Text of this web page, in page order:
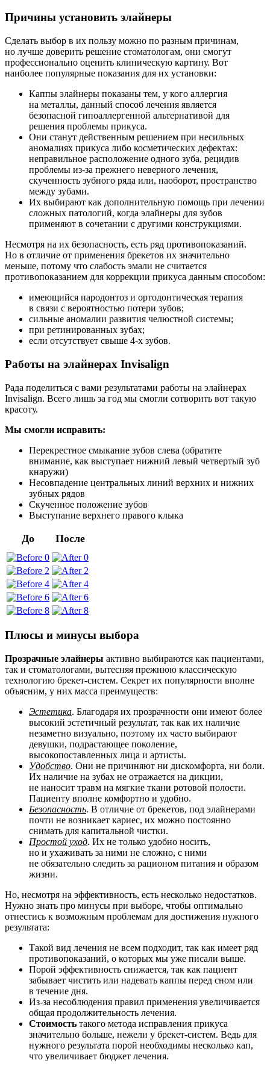
Причины установить элайнеры
Сделать выбор в их пользу можно по разным причинам,
но лучше доверить решение стоматологам, они смогут
профессионально оценить клиническую картину. Вот
наиболее популярные показания для их установки:
Каппы элайнеры показаны тем, у кого аллергия
на металлы, данный способ лечения является
безопасной гипоаллергенной альтернативой для
решения проблемы прикуса.
Они станут действенным решением при несильных
аномалиях прикуса либо косметических дефектах:
неправильное расположение одного зуба, рецидив
проблемы из-за прежнего неверного лечения,
скученность зубного ряда или, наоборот, пространство
между зубами.
Их выбирают как дополнительную помощь при лечении
сложных патологий, когда элайнеры для зубов
применяют в сочетании с другими конструкциями.
Несмотря на их безопасность, есть ряд противопоказаний.
Но в отличие от применения брекетов их значительно
меньше, потому что слабость эмали не считается
противопоказанием для коррекции прикуса данным способом:
имеющийся пародонтоз и ортодонтическая терапия
в связи с вероятностью потери зубов;
сильные аномалии развития челюстной системы;
при ретинированных зубах;
если отсутствует свыше 4-х зубов.
Работы на элайнерах Invisalign
Рада поделиться с вами результатами работы на элайнерах
Invisalign. Всего лишь за год мы смогли сотворить вот такую
красоту.
Мы смогли исправить:
Перекрестное смыкание зубов слева (обратите
внимание, как выступает нижний левый четвертый зуб
кнаружи)
Несовпадение центральных линий верхних и нижних
зубных рядов
Скученное положение зубов
Выступание верхнего правого клыка
До После
Плюсы и минусы выбора
Прозрачные элайнеры активно выбираются как пациентами,
так и стоматологами, вытесняя прежнюю классическую
технологию брекет-систем. Секрет их популярности вполне
объясним, у них масса преимуществ:
Эстетика. Благодаря их прозрачности они имеют более
высокий эстетичный результат, так как их наличие
незаметно визуально, поэтому их часто выбирают
девушки, подрастающее поколение,
высокопоставленных лица и артисты.
Удобство. Они не причиняют ни дискомфорта, ни боли.
Их наличие на зубах не отражается на дикции,
не наносит травм на мягкие ткани ротовой полости.
Пациенту вполне комфортно и удобно.
Безопасность. В отличие от брекетов, под элайнерами
почти не возникает кариес, их можно постоянно
снимать для капитальной чистки.
Простой уход. Их не только удобно носить,
но и ухаживать за ними не сложно, с ними
не обязательно следить за рационом питания и образом
жизни.
Но, несмотря на эффективность, есть несколько недостатков.
Нужно знать про минусы при выборе, чтобы оптимально
отнестись к возможным проблемам для достижения нужного
результата:
Такой вид лечения не всем подходит, так как имеет ряд
противопоказаний, о которых мы уже писали выше.
Порой эффективность снижается, так как пациент
забывает чистить или надевать каппы перед сном или
в течение дня.
Из-за несоблюдения правил применения увеличивается
общая продолжительность лечения.
Стоимость такого метода исправления прикуса
значительно больше, нежели у брекет-систем. Ведь для
нужного результата порой необходимы несколько кап,
что увеличивает бюджет лечения.